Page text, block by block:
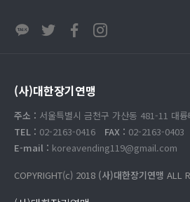
(사)대한장기연맹
주소 : 서울특별시 금천구 가산동 481-11 대
TEL : 02-2163-0416 FAX : 02-2163-0403
E-mail : koreavending119@gmail.com
COPYRIGHT(c) 2018 (사)대한장기연맹 ALL